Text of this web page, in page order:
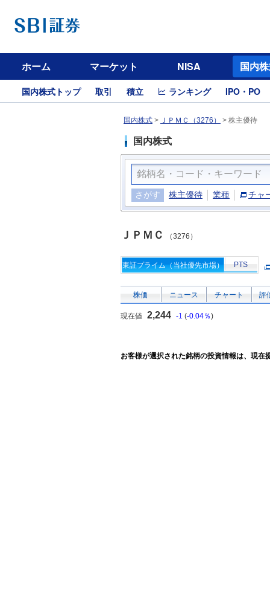
ホーム マーケット NISA 国内
国内株式トップ 取引 積立 ランキング IPO・PO
国内株式 > ＪＰＭＣ（3276） > 株主優待
国内株式
さがす 株主優待 業種 チャ
ＪＰＭＣ （3276）
東証プライム（当社優先市場） PTS
株価 ニュース チャート 評
現在値 2,244 -1 (-0.04％)
お客様が選択された銘柄の投資情報は、現在